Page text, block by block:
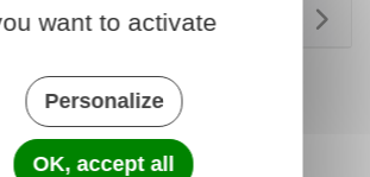
!
want to activate
Personalize
OK, accept all